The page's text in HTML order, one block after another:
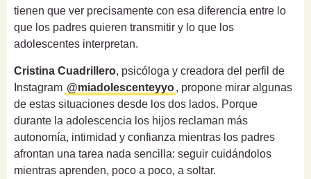
tienen que ver precisamente con esa diferencia entre lo
que los padres quieren transmitir y lo que los
adolescentes interpretan.
Cristina Cuadrillero, psicóloga y creadora del perfil de
Instagram @miadolescenteyyo, propone mirar algunas
de estas situaciones desde los dos lados. Porque
durante la adolescencia los hijos reclaman más
autonomía, intimidad y confianza mientras los padres
afrontan una tarea nada sencilla: seguir cuidándolos
mientras aprenden, poco a poco, a soltar.